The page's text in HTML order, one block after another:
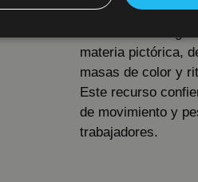
La pincelada es
notable libertad
materia pictórica,
masas de color y
Este recurso
de movimiento y
trabajadores.